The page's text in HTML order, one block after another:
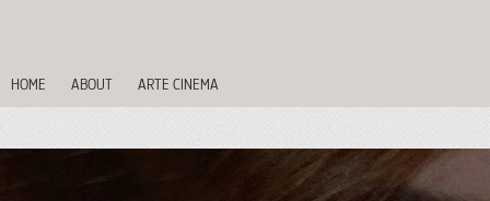
HOME ABOUT ARTE CINEMA